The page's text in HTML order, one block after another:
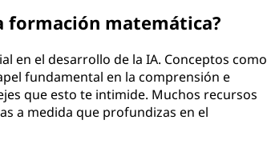
formación matemática?
en el desarrollo de la IA. Conceptos como
fundamental en la comprensión e
que esto te intimide. Muchos recursos
a medida que profundizas en el